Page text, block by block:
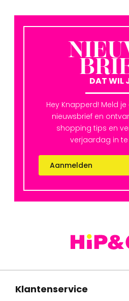
DAT WIL
Hey Knapperd! Meld
nieuwsbrief en
shopping tips en
verjaardag in te
Aanmelden
Klantenservice